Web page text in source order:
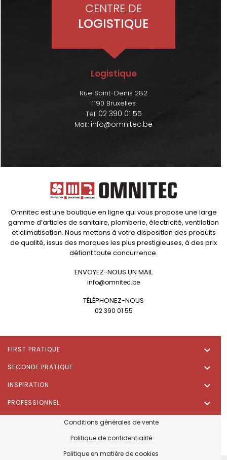
CENTRE DE
LOGISTIQUE
Logistique
Rue Saint-Denis 282
1190 Bruxelles
Tél: 02 390 01 55
Mail: info@omnitec.be
Omnitec est une boutique en ligne qui vous propose une large
gamme d’articles de sanitaire, plomberie, électricité, ventilation
et climatisation. Nous mettons à votre disposition des produits
de qualité, issus des marques les plus prestigieuses, à des prix
défiant toute concurrence.
ENVOYEZ-NOUS UN MAIL
info@omnitec.be
TÉLÉPHONEZ-NOUS
02 390 01 55
FIRST PRATIQUE 
SECONDE PRATIQUE 
INSPIRATION 
PROFESSIONNEL 
Conditions générales de vente
Politique de confidentialité
Politique en matière de cookies